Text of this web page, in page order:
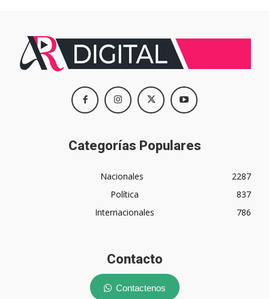
Categorías Populares
Nacionales
2287
Política
837
Internacionales
786
Contacto
Contactenos